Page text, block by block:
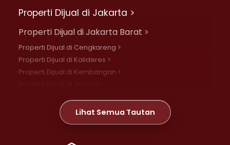
Properti Dijual di Jakarta >
Properti Dijual di Jakarta Barat >
Properti Dijual di Cengkareng >
Properti Dijual di Kalideres >
Properti Dijual di Kembangan >
Properti Dijual di Meruya >
Properti Dijual di Jelambar >
Lihat Semua Tautan